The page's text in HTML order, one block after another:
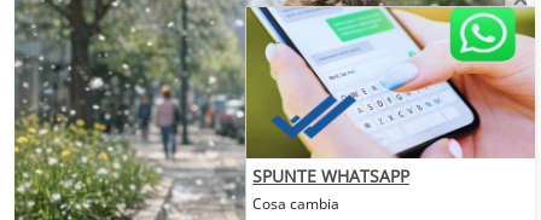
SPUNTE WHATSAPP
Cosa cambia